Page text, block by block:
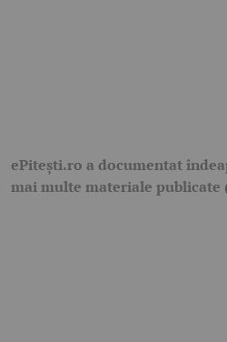
ePitești.ro a documentat
mai multe materiale publicate